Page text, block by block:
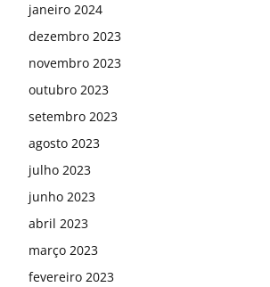
janeiro 2024
dezembro 2023
novembro 2023
outubro 2023
setembro 2023
agosto 2023
julho 2023
junho 2023
abril 2023
março 2023
fevereiro 2023